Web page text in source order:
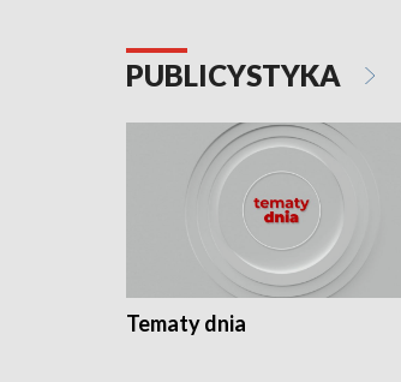
PUBLICYSTYKA
Tematy dnia